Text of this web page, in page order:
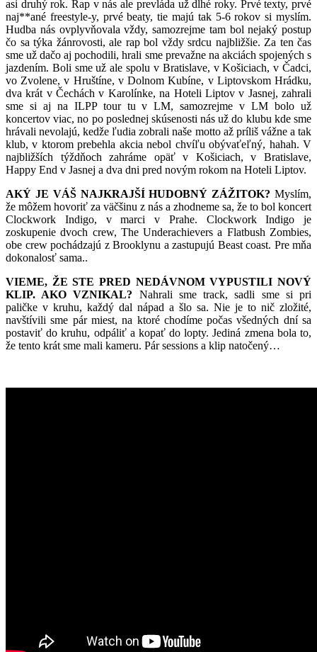
asi druhý rok. Rap v nás ale prevláda už dlhé roky. Prvé texty, prvé
naj**ané freestyle-y, prvé beaty, tie majú tak 5-6 rokov si myslím.
Hudba nás ovplyvňovala vždy, samozrejme tam bol nejaký postup
čo sa týka žánrovosti, ale rap bol vždy srdcu najbližšie. Za ten čas
sme už dačo aj pochodili, hrali sme prevažne na akciách spojených s
jazdením. Boli sme už ale spolu v Bratislave, v Košiciach, v Čadci,
vo Zvolene, v Hruštíne, v Dolnom Kubíne, v Liptovskom Hrádku,
dva krát v Čechách v Karolínke, na Hoteli Liptov v Jasnej, zahrali
sme si aj na ILPP tour tu v LM, samozrejme v LM bolo už
koncertov viac, no po poslednej skúsenosti nás už do klubu kde sme
hrávali nevolajú, kedže ľudia zobrali naše motto až príliš vážne a tak
klub, v ktorom prebehla akcia nebol chvíľu obývaťeľný, hahah. V
najbližších týždňoch zahráme opäť v Košiciach, v Bratislave,
Happy End v Jasnej a dva dni pred novým rokom na Hoteli Liptov.
AKÝ JE VÁŠ NAJKRAJŠÍ HUDOBNÝ ZÁŽITOK? Myslím,
že môžem hovoriť za väčšinu z nás a zhodneme sa, že to bol koncert
Clockwork Indigo, v marci v Prahe. Clockwork Indigo je
zoskupenie dvoch crew, The Underachievers a Flatbush Zombies,
obe crew pochádzajú z Brooklynu a zastupujú Beast coast. Pre mňa
dokonalosť sama..
VIEME, ŽE STE PRED NEDÁVNOM VYPUSTILI NOVÝ
KLIP. AKO VZNIKAL? Nahrali sme track, sadli sme si pri
paličke v kruhu, každý dal nápad a šlo sa. Nie je to nič zložité,
navštívili sme pár miest, na ktoré chodíme počas všedných dní sa
postaviť do kruhu, odpáliť a kopať do lopty. Jediná zmena bola to,
že tento krát sme mali kameru. Pár sessions a klip natočený…